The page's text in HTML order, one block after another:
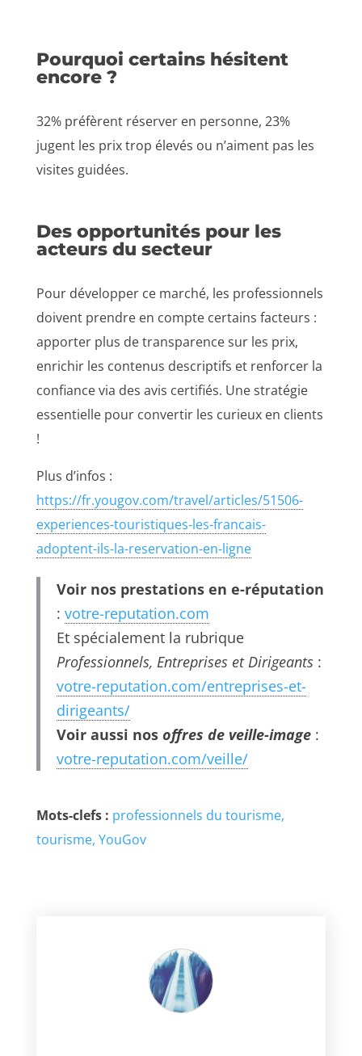
Pourquoi certains hésitent
encore ?
32% préfèrent réserver en personne, 23%
jugent les prix trop élevés ou n’aiment pas les
visites guidées.
Des opportunités pour les
acteurs du secteur
Pour développer ce marché, les professionnels
doivent prendre en compte certains facteurs :
apporter plus de transparence sur les prix,
enrichir les contenus descriptifs et renforcer la
confiance via des avis certifiés. Une stratégie
essentielle pour convertir les curieux en clients
!
Plus d’infos :
https://fr.yougov.com/travel/articles/51506-
experiences-touristiques-les-francais-
adoptent-ils-la-reservation-en-ligne
Voir nos prestations en e-réputation
: votre-reputation.com
Et spécialement la rubrique
Professionnels, Entreprises et Dirigeants:
votre-reputation.com/entreprises-et-
dirigeants/
Voir aussi nos offres de veille-image:
votre-reputation.com/veille/
Mots-clefs : professionnels du tourisme
tourisme YouGov